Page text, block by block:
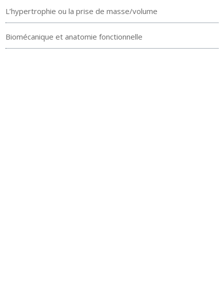
L’hypertrophie ou la prise de masse/volume
Biomécanique et anatomie fonctionnelle